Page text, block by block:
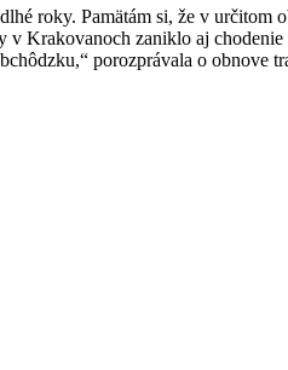
roky. Pamätám si, že v
v Krakovanoch zaniklo aj
porozprávala o obnove